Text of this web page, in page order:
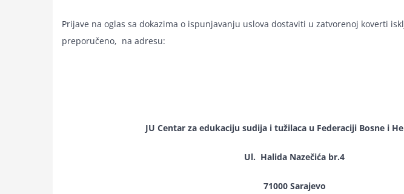
Prijave na oglas sa dokazima o ispunjavanju uslova dostaviti u zatvorenoj koverti
preporučeno, na adresu:
JU Centar za edukaciju sudija i tužilaca u Federaciji Bosne i
Ul. Halida Nazečića br.4
71000 Sarajevo